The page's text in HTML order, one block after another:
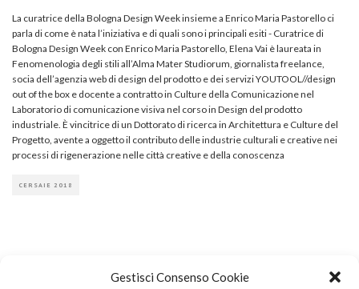
Gestisci Consenso Cookie
La curatrice della Bologna Design Week insieme a Enrico Maria Pastorello ci
parla di come è nata l’iniziativa e di quali sono i principali esiti - Curatrice di
Bologna Design Week con Enrico Maria Pastorello, Elena Vai è laureata in
Fenomenologia degli stili all’Alma Mater Studiorum, giornalista freelance,
socia dell’agenzia web di design del prodotto e dei servizi YOUTOOL//design
out of the box e docente a contratto in Culture della Comunicazione nel
Laboratorio di comunicazione visiva nel corso in Design del prodotto
industriale. È vincitrice di un Dottorato di ricerca in Architettura e Culture del
Progetto, avente a oggetto il contributo delle industrie culturali e creative nei
processi di rigenerazione nelle città creative e della conoscenza
CERSAIE 2018